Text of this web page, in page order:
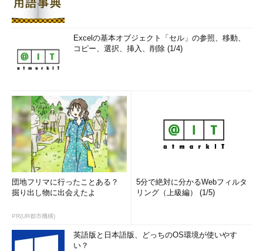
Excelの基本オブジェクト「セル」の参照、移動、
コピー、選択、挿入、削除 (1/4)
団地フリマに行ったことある？
掘り出し物に出会えたよ
PR(UR都市機構)
5分で絶対に分かるWebフィルタ
リング（上級編） (1/5)
英語版と日本語版、どっちのOS環境が使いやす
い？